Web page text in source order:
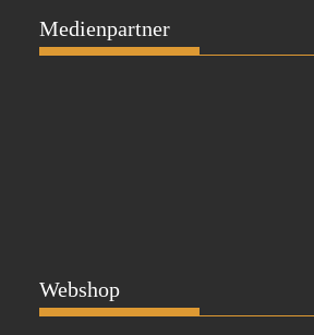
Medienpartner
Webshop